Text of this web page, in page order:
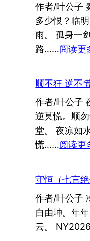
作者/叶公子
多少恨？临
雨。 孤身一
路……阅读更
顺不狂 逆不
作者/叶公子
逆莫慌。顺
堂。 夜凉如
慌……阅读更
守恒（七言绝
作者/叶公子
自由坤。年
云。